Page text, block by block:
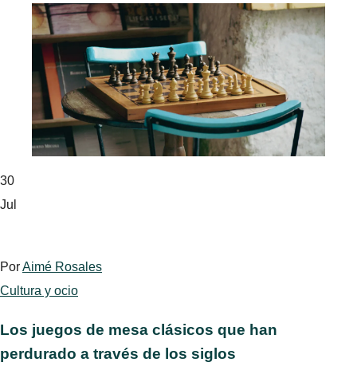
30
Jul
PorAimé Rosales
Cultura y ocio
Los juegos de mesa clásicos que han
perdurado a través de los siglos